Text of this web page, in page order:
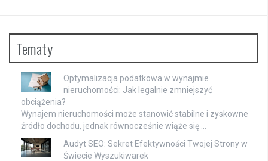
Tematy
Optymalizacja podatkowa w wynajmie
nieruchomości: Jak legalnie zmniejszyć
obciążenia?
Wynajem nieruchomości może stanowić stabilne i zyskowne
źródło dochodu, jednak równocześnie wiąże się …
Audyt SEO: Sekret Efektywności Twojej Strony w
Świecie Wyszukiwarek